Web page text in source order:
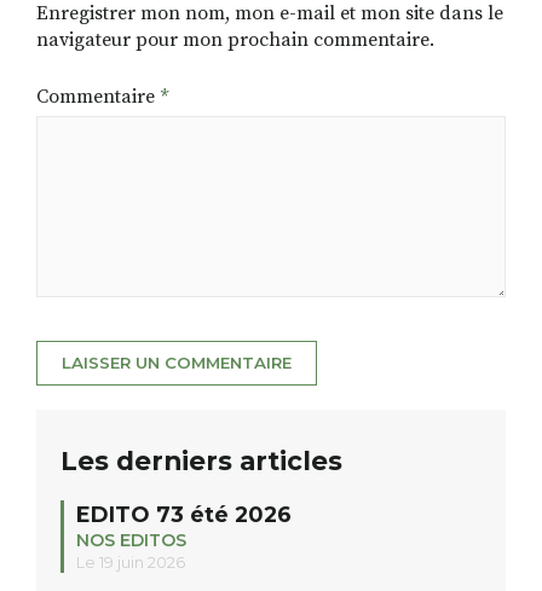
Enregistrer mon nom, mon e-mail et mon site dans le
navigateur pour mon prochain commentaire.
Commentaire *
Les derniers articles
EDITO 73 été 2026
NOS EDITOS
Le 19 juin 2026